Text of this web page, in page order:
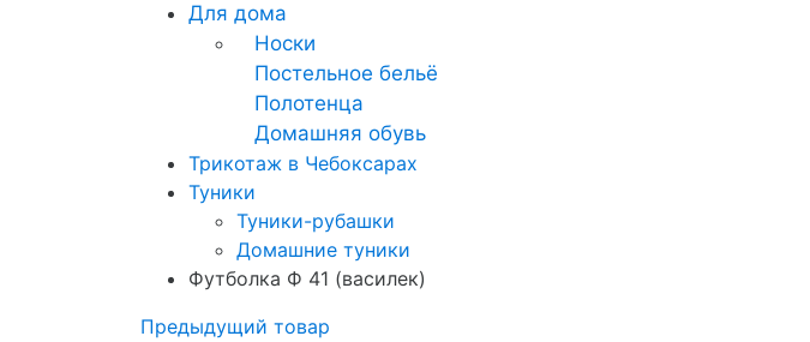
Для дома
Носки
Постельное бельё
Полотенца
Домашняя обувь
Трикотаж в Чебоксарах
Туники
Туники-рубашки
Домашние туники
Футболка Ф 41 (василек)
Предыдущий товар